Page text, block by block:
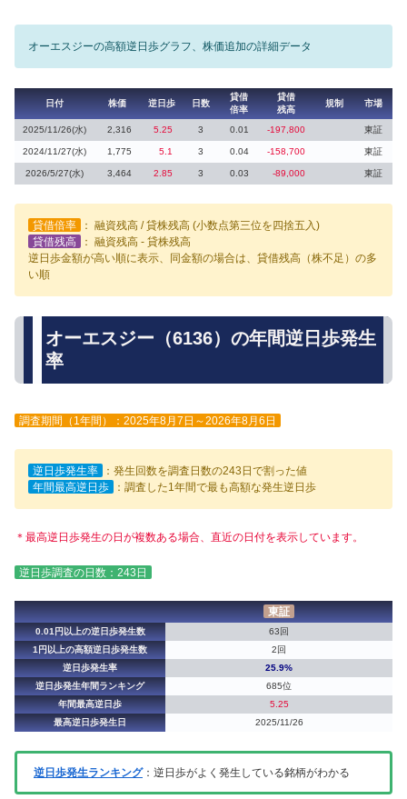
オーエスジーの高額逆日歩グラフ、株価追加の詳細データ
日付 株価 逆日歩 日数
貸借
倍率
貸借
残高
規制 市場
2025/11/26(水) 2,316 5.25 3 0.01 -197,800 東証
2024/11/27(水) 1,775 5.1 3 0.04 -158,700 東証
2026/5/27(水) 3,464 2.85 3 0.03 -89,000 東証
貸借倍率
： 融資残高 / 貸株残高 (小数点第三位を四捨五入)
貸借残高
： 融資残高 - 貸株残高
逆日歩金額が高い順に表示、同金額の場合は、貸借残高（株不足）の多
い順
オーエスジー（6136）の年間逆日歩発生
率
調査期間（1年間）：2025年8月7日～2026年8月6日
逆日歩発生率
：発生回数を調査日数の243日で割った値
年間最高逆日歩
：調査した1年間で最も高額な発生逆日歩
＊最高逆日歩発生の日が複数ある場合、直近の日付を表示しています。
逆日歩調査の日数：243日
東証
0.01円以上の逆日歩発生数
63回
1円以上の高額逆日歩発生数
2回
逆日歩発生率
25.9%
逆日歩発生年間ランキング
685位
年間最高逆日歩
5.25
最高逆日歩発生日
2025/11/26
逆日歩発生ランキング：逆日歩がよく発生している銘柄がわかる